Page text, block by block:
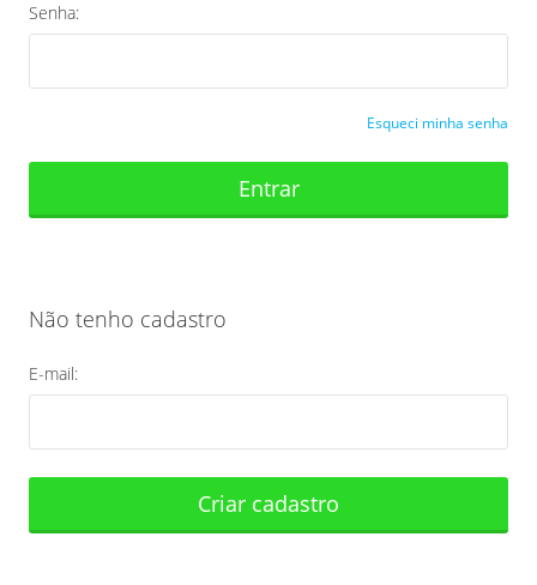
Senha:
Esqueci minha senha
Entrar
Não tenho cadastro
E-mail:
Criar cadastro